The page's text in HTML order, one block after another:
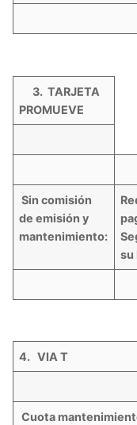
3. TARJETA
PROMUEVE
Sin comisión
de emisión y
mantenimiento:
su
4. VIA T
Cuota